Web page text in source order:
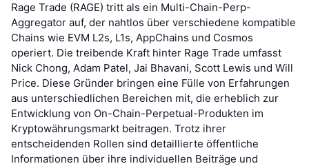
Rage Trade (RAGE) tritt als ein Multi-Chain-Perp-
Aggregator auf, der nahtlos über verschiedene kompatible
Chains wie EVM L2s, L1s, AppChains und Cosmos
operiert. Die treibende Kraft hinter Rage Trade umfasst
Nick Chong, Adam Patel, Jai Bhavani, Scott Lewis und Will
Price. Diese Gründer bringen eine Fülle von Erfahrungen
aus unterschiedlichen Bereichen mit, die erheblich zur
Entwicklung von On-Chain-Perpetual-Produkten im
Kryptowährungsmarkt beitragen. Trotz ihrer
entscheidenden Rollen sind detaillierte öffentliche
Informationen über ihre individuellen Beiträge und